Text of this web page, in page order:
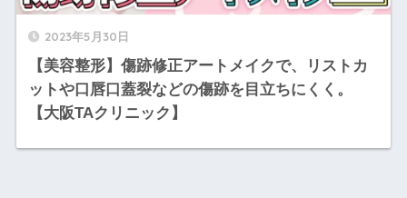
2023年5月30日
【美容整形】傷跡修正アートメイクで、リストカ
ットや口唇口蓋裂などの傷跡を目立ちにくく。
【大阪TAクリニック】